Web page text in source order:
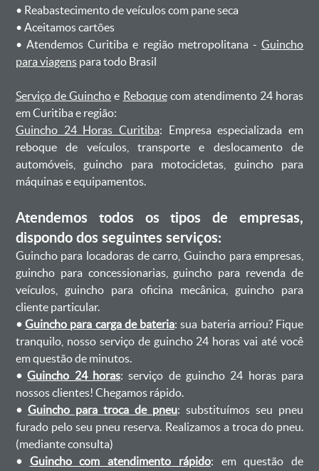
ㅤㅤ• Reabastecimento de veículos com pane seca
ㅤㅤ• Aceitamos cartões
ㅤㅤ• Atendemos Curitiba e região metropolitana -Guincho
para viagenspara todo Brasil
Serviço de Guincho e Reboquecom atendimento 24 horas
em Curitiba e região:
Guincho 24 Horas Curitiba: Empresa especializada em
reboque de veículos, transporte e deslocamento de
automóveis, guincho para motocicletas, guincho para
máquinas e equipamentos.
Atendemos todos os tipos de empresas,
dispondo dos seguintes serviços:
Guincho para locadoras de carro, Guincho para empresas,
guincho para concessionarias, guincho para revenda de
veículos, guincho para oficina mecânica, guincho para
cliente particular.
•Guincho para carga de bateria: sua bateria arriou? Fique
tranquilo, nosso serviço de guincho 24 horas vai até você
em questão de minutos.
•Guincho 24 horas: serviço de guincho 24 horas para
nossos clientes! Chegamos rápido.
• Guincho para troca de pneu: substituímos seu pneu
furado pelo seu pneu reserva. Realizamos a troca do pneu.
(mediante consulta)
• Guincho com atendimento rápido: em questão de